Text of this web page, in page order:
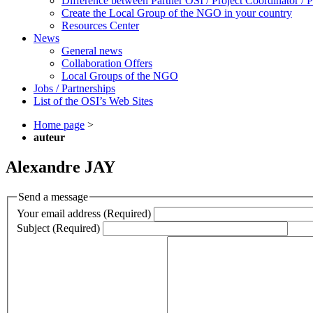
Create the Local Group of the NGO in your country
Resources Center
News
General news
Collaboration Offers
Local Groups of the NGO
Jobs / Partnerships
List of the OSI’s Web Sites
Home page >
auteur
Alexandre JAY
Send a message
Your email address (Required)
Subject (Required)